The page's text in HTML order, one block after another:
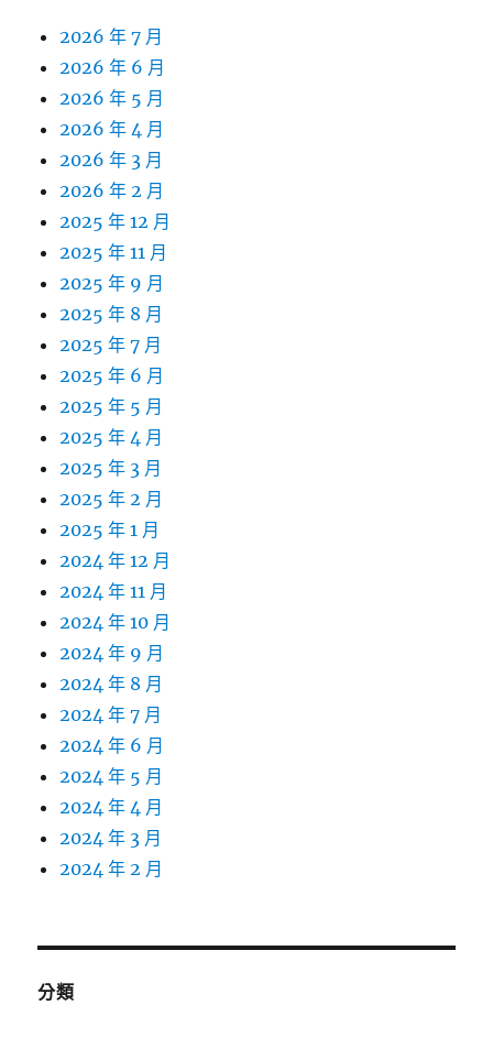
2026 年 7 月
2026 年 6 月
2026 年 5 月
2026 年 4 月
2026 年 3 月
2026 年 2 月
2025 年 12 月
2025 年 11 月
2025 年 9 月
2025 年 8 月
2025 年 7 月
2025 年 6 月
2025 年 5 月
2025 年 4 月
2025 年 3 月
2025 年 2 月
2025 年 1 月
2024 年 12 月
2024 年 11 月
2024 年 10 月
2024 年 9 月
2024 年 8 月
2024 年 7 月
2024 年 6 月
2024 年 5 月
2024 年 4 月
2024 年 3 月
2024 年 2 月
分類